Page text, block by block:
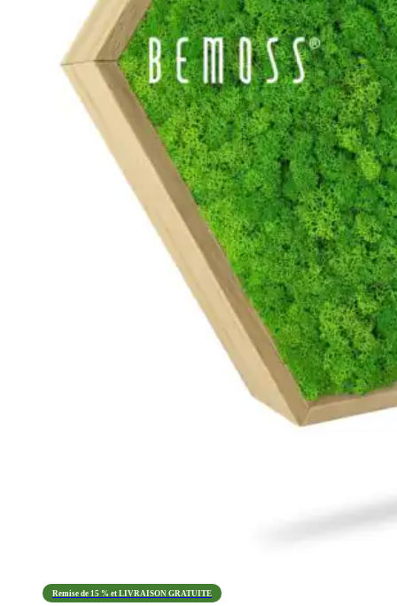
Remise de 15 % et LIVRAISON GRATUITE